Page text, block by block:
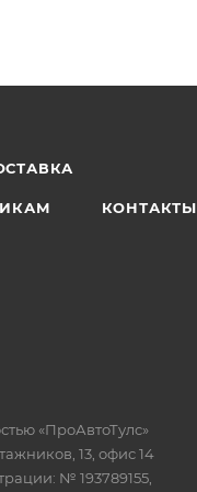
КОНТАКТЫ
«ПроАвтоТулс»
13, офис 14
№ 193789155,